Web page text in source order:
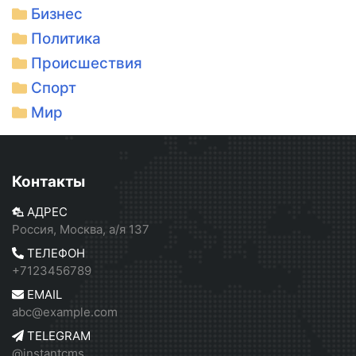
Бизнес
Политика
Происшествия
Спорт
Мир
Контакты
АДРЕС
Россия, Москва, а/я 137
ТЕЛЕФОН
+7123456789
EMAIL
abc@example.com
TELEGRAM